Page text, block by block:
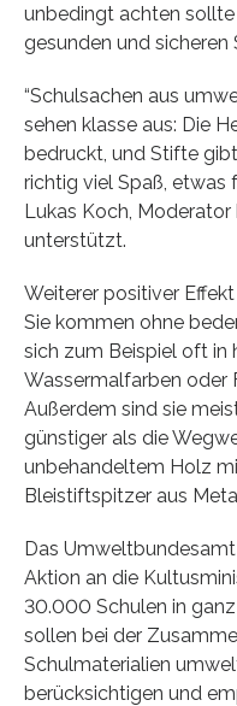
unbedingt achten
gesunden und sicheren
“Schulsachen aus
sehen klasse aus: Die
bedruckt, und Stifte
richtig viel Spaß, etwas
Lukas Koch, Moderator
unterstützt.
Weiterer positiver
Sie kommen ohne
sich zum Beispiel oft in
Wassermalfarben oder
Außerdem sind sie
günstiger als die
unbehandeltem Holz
Bleistiftspitzer aus
Das
Aktion an die
30.000 Schulen in
sollen bei der
Schulmaterialien
berücksichtigen und